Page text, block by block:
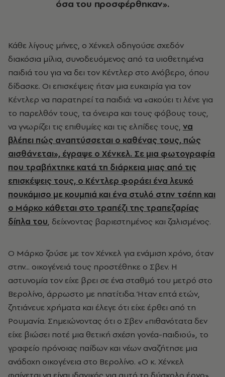
όσα του προσφέρθηκαν».
Κάθε λίγους μήνες, ο Χένκελ οδηγούσε σχεδόν
διακόσια μίλια, συνοδευόμενος από τα υιοθετημένα
παιδιά του για να δει τον Κέντλερ στο Ανόβερο, όπου
δίδασκε. Οι επισκέψεις ήταν μια ευκαιρία για τον
Κέντλερ να παρατηρεί τα παιδιά: να «ακούει τι λένε για
το παρελθόν τους, τα όνειρα και τους φόβους τους,
να γνωρίζει τις επιθυμίες και τις ελπίδες τους, να
βλέπει πώς αναπτύσσεται ο καθένας τους, πώς
αισθάνεται», έγραψε ο Χένκελ. Σε μια φωτογραφία
που τραβήχτηκε κατά τη διάρκεια μιας από τις
επισκέψεις τους, ο Κέντλερ φοράει ένα λευκό
πουκάμισο με κουμπιά και ένα στυλό στην τσέπη και
ο Μάρκο κάθεται στο τραπέζι της τραπεζαρίας
δίπλα του, δείχνοντας βαριεστημένος και ζαλισμένος.
Ο Μάρκο ζούσε με τον Χένκελ για ενάμιση χρόνο, όταν
στην... οικογένειά τους προστέθηκε ο Σβεν. Η
αστυνομία τον είχε βρει σε ένα σταθμό του μετρό στο
Βερολίνο, άρρωστο με ηπατίτιδα. Ήταν επτά ετών,
ζητιάνευε χρήματα και έλεγε ότι είχε έρθει από τη
Ρουμανία. Σημειώνοντας ότι ο Σβεν «πιθανότατα δεν
είχε βιώσει ποτέ μια θετική σχέση γονέα-παιδιού», το
γραφείο πρόνοιας παίδων και νέων αναζήτησε μια
ανάδοχη οικογένεια στο Βερολίνο. «Ο κ. Χένκελ
φαίνεται να είναι ιδανικός για αυτό το δύσκολο έργο»,